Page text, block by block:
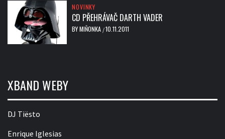
NOVINKY
CD PŘEHRÁVAČ DARTH VADER
BYMIŇONKA /10.11.2011
XBAND WEBY
DJ Tiësto
Enrique Iglesias